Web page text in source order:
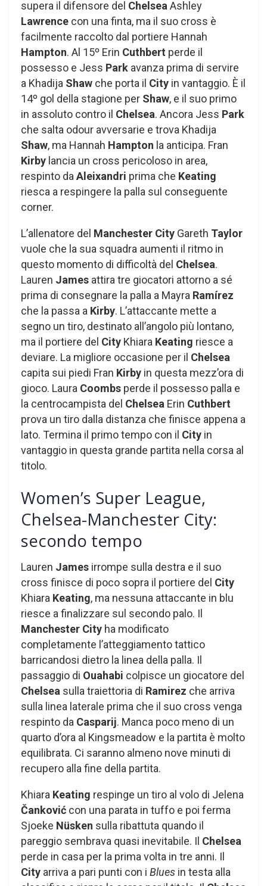
supera il difensore del Chelsea Ashley
Lawrence con una finta, ma il suo cross è
facilmente raccolto dal portiere Hannah
Hampton. Al 15º Erin Cuthbert perde il
possesso e Jess Park avanza prima di servire
a Khadija Shaw che porta il City in vantaggio. È il
14º gol della stagione per Shaw, e il suo primo
in assoluto contro il Chelsea. Ancora Jess Park
che salta odour avversarie e trova Khadija
Shaw, ma Hannah Hampton la anticipa. Fran
Kirby lancia un cross pericoloso in area,
respinto da Aleixandri prima che Keating
riesca a respingere la palla sul conseguente
corner.
L’allenatore del Manchester City Gareth Taylor
vuole che la sua squadra aumenti il ​​ritmo in
questo momento di difficoltà del Chelsea.
Lauren James attira tre giocatori attorno a sé
prima di consegnare la palla a Mayra Ramírez
che la passa a Kirby. L’attaccante mette a
segno un tiro, destinato all’angolo più lontano,
ma il portiere del City Khiara Keating riesce a
deviare. La migliore occasione per il Chelsea
capita sui piedi Fran Kirby in questa mezz’ora di
gioco. Laura Coombs perde il possesso palla e
la centrocampista del Chelsea Erin Cuthbert
prova un tiro dalla distanza che finisce appena a
lato. Termina il primo tempo con il City in
vantaggio in questa grande partita nella corsa al
titolo.
Women’s Super League,
Chelsea-Manchester City:
secondo tempo
Lauren James irrompe sulla destra e il suo
cross finisce di poco sopra il portiere del City
Khiara Keating, ma nessuna attaccante in blu
riesce a finalizzare sul secondo palo. Il
Manchester City ha modificato
completamente l’atteggiamento tattico
barricandosi dietro la linea della palla. Il
passaggio di Ouahabi colpisce un giocatore del
Chelsea sulla traiettoria di Ramirez che arriva
sulla linea laterale prima che il suo cross venga
respinto da Casparij. Manca poco meno di un
quarto d’ora al Kingsmeadow e la partita è molto
equilibrata. Ci saranno almeno nove minuti di
recupero alla fine della partita.
Khiara Keating respinge un tiro al volo di Jelena
Čanković con una parata in tuffo e poi ferma
Sjoeke Nüsken sulla ribattuta quando il
pareggio sembrava quasi inevitabile. Il Chelsea
perde in casa per la prima volta in tre anni. Il
City arriva a pari punti con i Blues in testa alla